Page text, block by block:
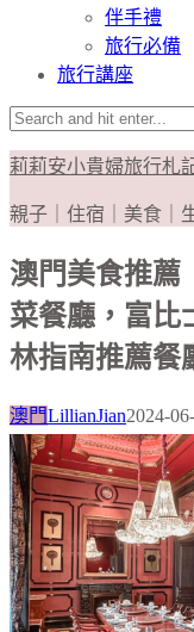
伴手禮
旅行必備
旅行講座
莉莉安小貴婦旅行札
親子｜住宿｜美食｜
澳門美食推薦
菜餐廳，富比
林指南推薦餐
澳門LillianJian2024-